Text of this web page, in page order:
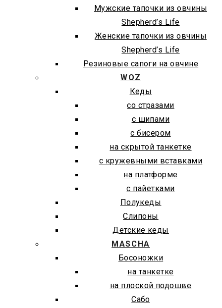
Мужские тапочки из овчины
Shepherd’s Life
Женские тапочки из овчины
Shepherd’s Life
Резиновые сапоги на овчине
WOZ
Кеды
со стразами
с шипами
с бисером
на скрытой танкетке
с кружевными вставками
на платформе
с пайетками
Полукеды
Слипоны
Детские кеды
MASCHA
Босоножки
на танкетке
на плоской подошве
Сабо